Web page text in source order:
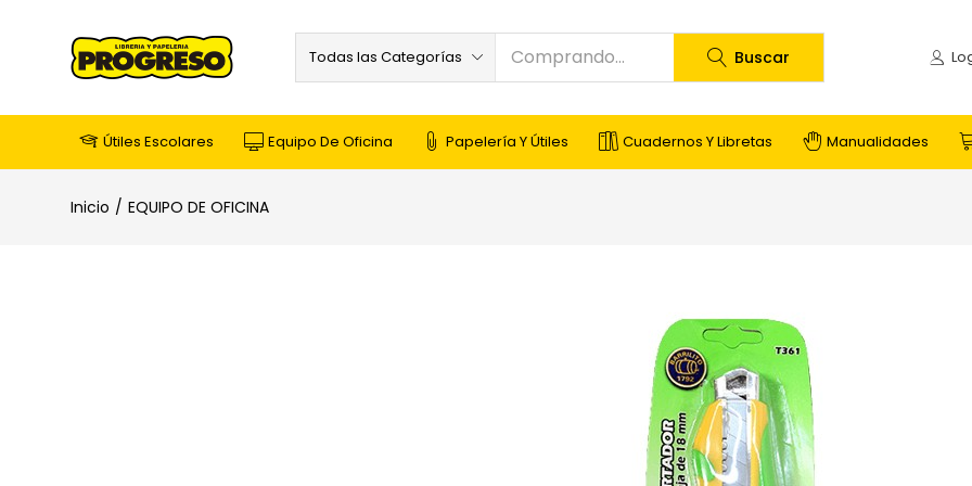
Todas las Categorías Buscar
Útiles Escolares Equipo De Oficina Papelería Y Útiles Cuadernos Y Libretas Manualidades
Inicio EQUIPO DE OFICINA